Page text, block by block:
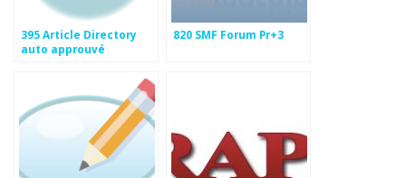
395 Article Directory
auto approuvé
820 SMF Forum Pr+3